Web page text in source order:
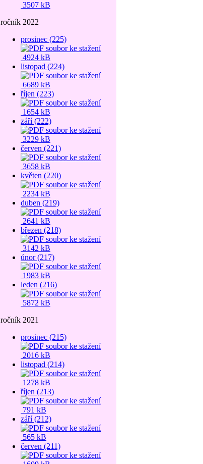
3507 kB
ročník 2022
prosinec (225)
4924 kB
listopad (224)
6689 kB
říjen (223)
1654 kB
září (222)
3229 kB
červen (221)
3658 kB
květen (220)
2234 kB
duben (219)
2641 kB
březen (218)
3142 kB
únor (217)
1983 kB
leden (216)
5872 kB
ročník 2021
prosinec (215)
2016 kB
listopad (214)
1278 kB
říjen (213)
791 kB
září (212)
565 kB
červen (211)